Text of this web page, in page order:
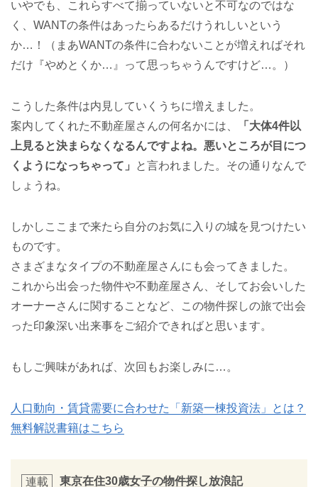
いやでも、これらすべて揃っていないと不可なのではな
く、WANTの条件はあったらあるだけうれしいという
か…！（まあWANTの条件に合わないことが増えればそれ
だけ『やめとくか…』って思っちゃうんですけど…。）
こうした条件は内見していくうちに増えました。
案内してくれた不動産屋さんの何名かには、
「大体4件以
上見ると決まらなくなるんですよね。悪いところが目につ
くようになっちゃって」
と言われました。その通りなんで
しょうね。
しかしここまで来たら自分のお気に入りの城を見つけたい
ものです。
さまざまなタイプの不動産屋さんにも会ってきました。
これから出会った物件や不動産屋さん、そしてお会いした
オーナーさんに関することなど、この物件探しの旅で出会
った印象深い出来事をご紹介できればと思います。
もしご興味があれば、次回もお楽しみに…。
人口動向・賃貸需要に合わせた「新築一棟投資法」とは？
無料解説書籍はこちら
連載 東京在住30歳女子の物件探し放浪記